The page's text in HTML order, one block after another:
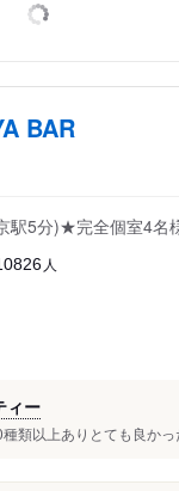
BAR
駅5分)★完全個室4名
人
ィー
類以上ありとても良か